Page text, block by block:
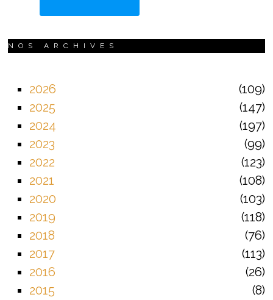
NOS ARCHIVES
2026
109
2025
147
2024
197
2023
99
2022
123
2021
108
2020
103
2019
118
2018
76
2017
113
2016
26
2015
8